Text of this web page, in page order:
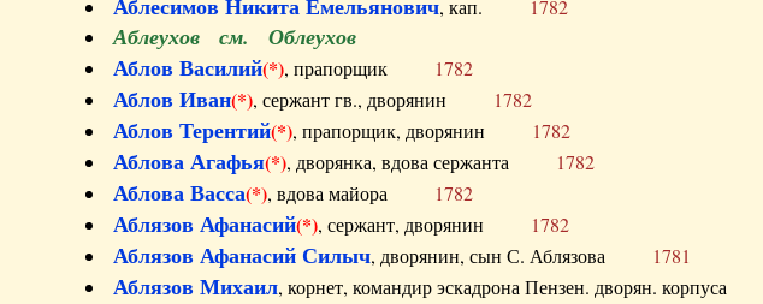
, кап. 1782
Аблеухов см. Облеухов
Аблов Василий(*), прапорщик 1782
Аблов Иван(*), сержант гв., дворянин 1782
Аблов Терентий(*), прапорщик, дворянин 1782
Аблова Агафья(*), дворянка, вдова сержанта 1782
Аблова Васса(*), вдова майора 1782
Аблязов Афанасий(*), сержант, дворянин 1782
Аблязов Афанасий Силыч, дворянин, сын С. Аблязова 1781
Аблязов Михаил, корнет, командир эскадрона Пензен. дворян. корпуса